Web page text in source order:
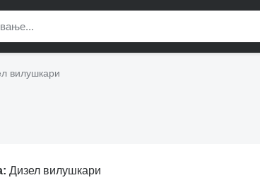
вилушкари
Дизел вилушкари